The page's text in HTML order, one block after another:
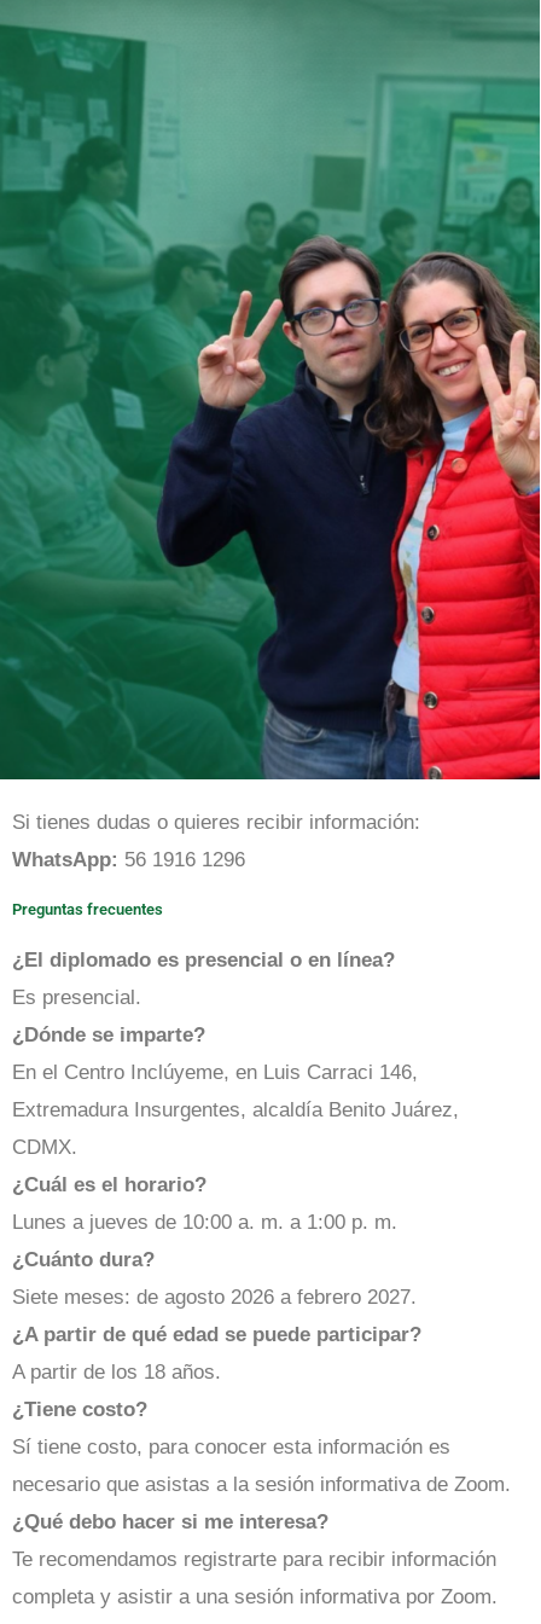
El diplomado cuenta con:
Actividades teórico–prácticas
Convivencia entre pares y espacio de pertenencia
Sesiones con enfoque DUA (Diseño Universal de
Aprendizaje)
Apoyos individualizados
Equipo docente especializado
Sesiones informativas por ZOOM ( Preguntas y respuestas)
Conéctate a una sesión para recibir información
detallada del proceso de ingreso y costos del diplomado.
Fechas y horario (7:00 p. m.):
Jueves 14 de mayo
Para recibir la liga de Zoom, regístrate en el
formulario de Inclúyeme.
Regístrate aquí
Si tienes dudas o quieres recibir información:
WhatsApp: 56 1916 1296
Preguntas frecuentes
¿El diplomado es presencial o en línea?
Es presencial.
¿Dónde se imparte?
En el Centro Inclúyeme, en Luis Carraci 146,
Extremadura Insurgentes, alcaldía Benito Juárez,
CDMX.
¿Cuál es el horario?
Lunes a jueves de 10:00 a. m. a 1:00 p. m.
¿Cuánto dura?
Siete meses: de agosto 2026 a febrero 2027.
¿A partir de qué edad se puede participar?
A partir de los 18 años.
¿Tiene costo?
Sí tiene costo, para conocer esta información es
necesario que asistas a la sesión informativa de Zoom.
¿Qué debo hacer si me interesa?
Te recomendamos registrarte para recibir información
completa y asistir a una sesión informativa por Zoom.